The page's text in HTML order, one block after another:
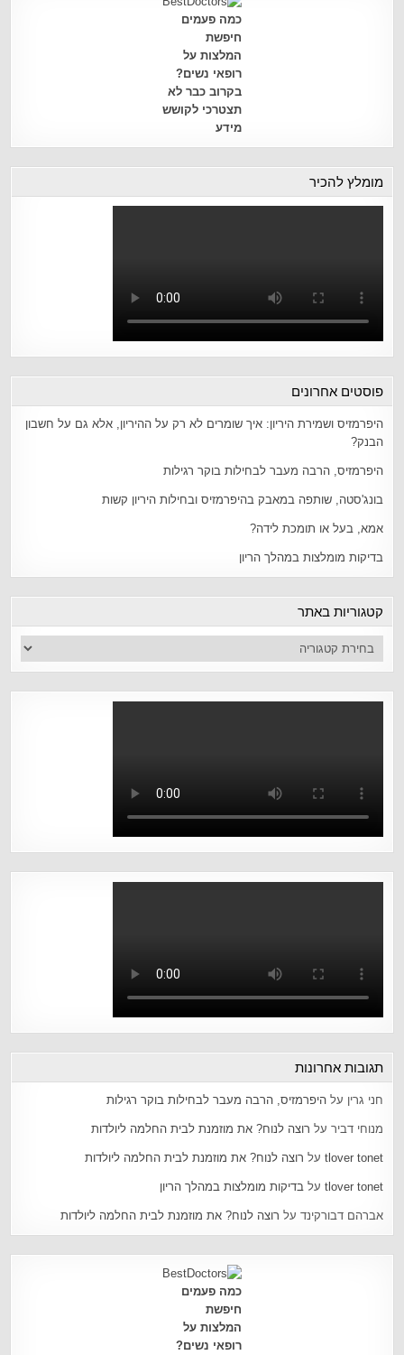
כמה פעמים
חיפשת
המלצות על
רופאי נשים?
בקרוב כבר לא
תצטרכי לקושש
מידע
מומלץ להכיר
פוסטים אחרונים
היפרמזיס ושמירת היריון: איך שומרים לא רק על ההיריון, אלא גם על חשבון
הבנק?
היפרמזיס, הרבה מעבר לבחילות בוקר רגילות
בונג'סטה, שותפה במאבק בהיפרמזיס ובחילות היריון קשות
אמא, בעל או תומכת לידה?
בדיקות מומלצות במהלך הריון
קטגוריות באתר
תגובות אחרונות
חני גרין עלהיפרמזיס, הרבה מעבר לבחילות בוקר רגילות
מנוחי דביר על רוצה לנוח? את מוזמנת לבית החלמה ליולדות
tlover tonet על רוצה לנוח? את מוזמנת לבית החלמה ליולדות
tlover tonet על בדיקות מומלצות במהלך הריון
אברהם דבורקינד על רוצה לנוח? את מוזמנת לבית החלמה ליולדות
כמה פעמים
חיפשת
המלצות על
רופאי נשים?